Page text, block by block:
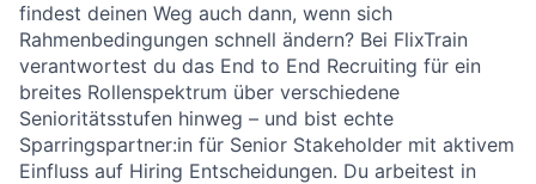
findest deinen Weg auch dann, wenn sich
Rahmenbedingungen schnell ändern? Bei FlixTrain
verantwortest du das End to End Recruiting für ein
breites Rollenspektrum über verschiedene
Senioritätsstufen hinweg – und bist echte
Sparringspartner:in für Senior Stakeholder mit aktivem
Einfluss auf Hiring Entscheidungen. Du arbeitest in